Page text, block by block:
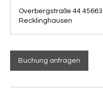
d
3
0
i
n
.
Overbergstraße 44 45663
Recklinghausen
Buchung anfragen